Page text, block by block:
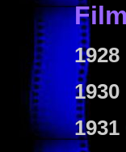
1928
1930
1931